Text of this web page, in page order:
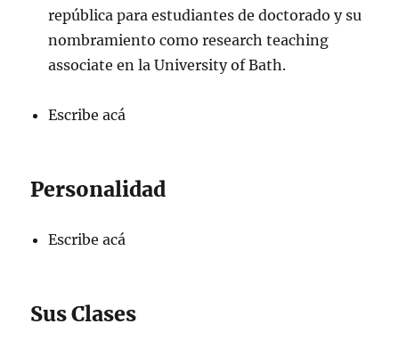
república para estudiantes de doctorado y su
nombramiento como research teaching
associate en la University of Bath.
Escribe acá
Personalidad
Escribe acá
Sus Clases